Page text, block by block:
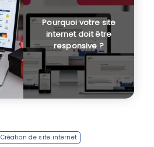
Pourquoi votre site
internet doit être
responsive ?
Création de site internet